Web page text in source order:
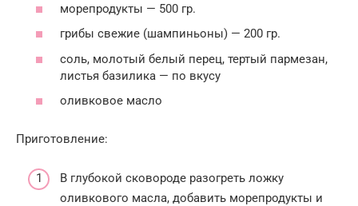
морепродукты — 500 гр.
грибы свежие (шампиньоны) — 200 гр.
соль, молотый белый перец, тертый пармезан,
листья базилика — по вкусу
оливковое масло
Приготовление:
В глубокой сковороде разогреть ложку
оливкового масла, добавить морепродукты и